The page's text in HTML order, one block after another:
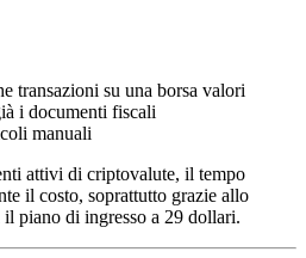
transazioni su una borsa valori
i documenti fiscali
manuali
attivi di criptovalute, il tempo
il costo, soprattutto grazie allo
piano di ingresso a 29 dollari.